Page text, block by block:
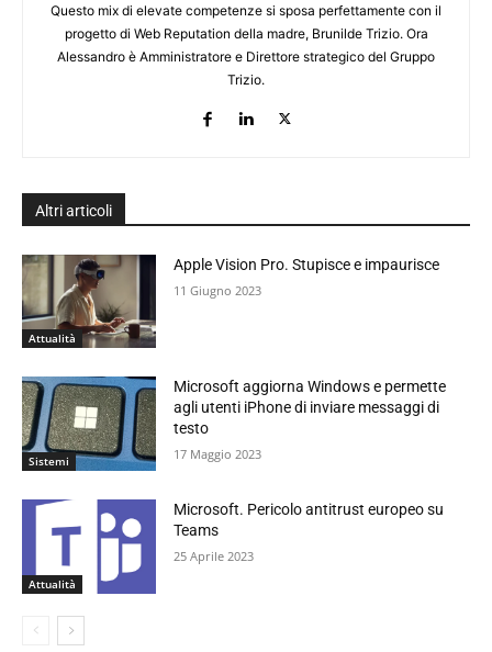
Questo mix di elevate competenze si sposa perfettamente con il
progetto di Web Reputation della madre, Brunilde Trizio. Ora
Alessandro è Amministratore e Direttore strategico del Gruppo
Trizio.
Altri articoli
Attualità
Apple Vision Pro. Stupisce e impaurisce
11 Giugno 2023
Sistemi
Microsoft aggiorna Windows e permette
agli utenti iPhone di inviare messaggi di
testo
17 Maggio 2023
Attualità
Microsoft. Pericolo antitrust europeo su
Teams
25 Aprile 2023